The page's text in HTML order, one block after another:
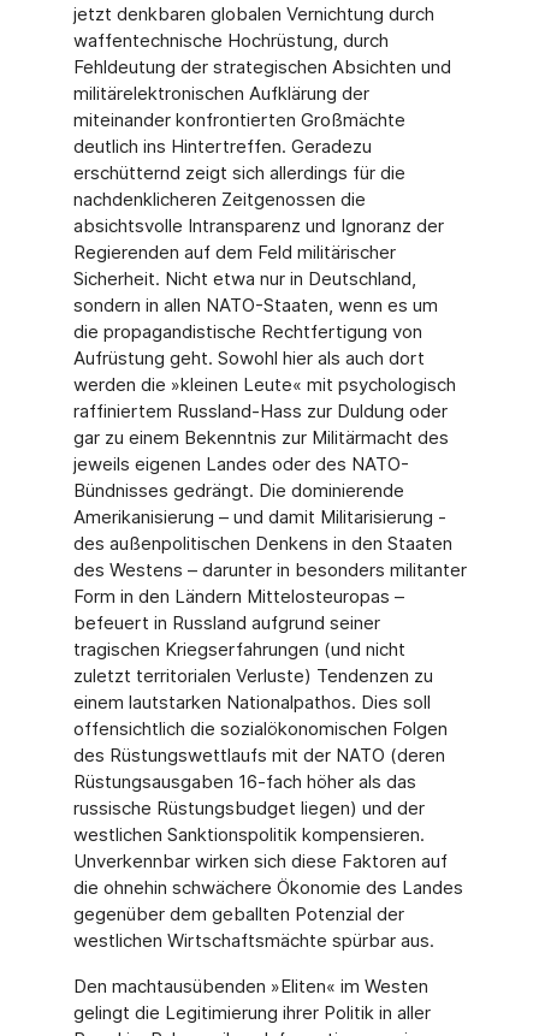
jetzt denkbaren globalen Vernichtung durch
waffentechnische Hochrüstung, durch
Fehldeutung der strategischen Absichten und
militärelektronischen Aufklärung der
miteinander konfrontierten Großmächte
deutlich ins Hintertreffen. Geradezu
erschütternd zeigt sich allerdings für die
nachdenklicheren Zeitgenossen die
absichtsvolle Intransparenz und Ignoranz der
Regierenden auf dem Feld militärischer
Sicherheit. Nicht etwa nur in Deutschland,
sondern in allen NATO-Staaten, wenn es um
die propagandistische Rechtfertigung von
Aufrüstung geht. Sowohl hier als auch dort
werden die »kleinen Leute« mit psychologisch
raffiniertem Russland-Hass zur Duldung oder
gar zu einem Bekenntnis zur Militärmacht des
jeweils eigenen Landes oder des NATO-
Bündnisses gedrängt. Die dominierende
Amerikanisierung – und damit Militarisierung -
des außenpolitischen Denkens in den Staaten
des Westens – darunter in besonders militanter
Form in den Ländern Mittelosteuropas –
befeuert in Russland aufgrund seiner
tragischen Kriegserfahrungen (und nicht
zuletzt territorialen Verluste) Tendenzen zu
einem lautstarken Nationalpathos. Dies soll
offensichtlich die sozialökonomischen Folgen
des Rüstungswettlaufs mit der NATO (deren
Rüstungsausgaben 16-fach höher als das
russische Rüstungsbudget liegen) und der
westlichen Sanktionspolitik kompensieren.
Unverkennbar wirken sich diese Faktoren auf
die ohnehin schwächere Ökonomie des Landes
gegenüber dem geballten Potenzial der
westlichen Wirtschaftsmächte spürbar aus.
Den machtausübenden »Eliten« im Westen
gelingt die Legitimierung ihrer Politik in aller